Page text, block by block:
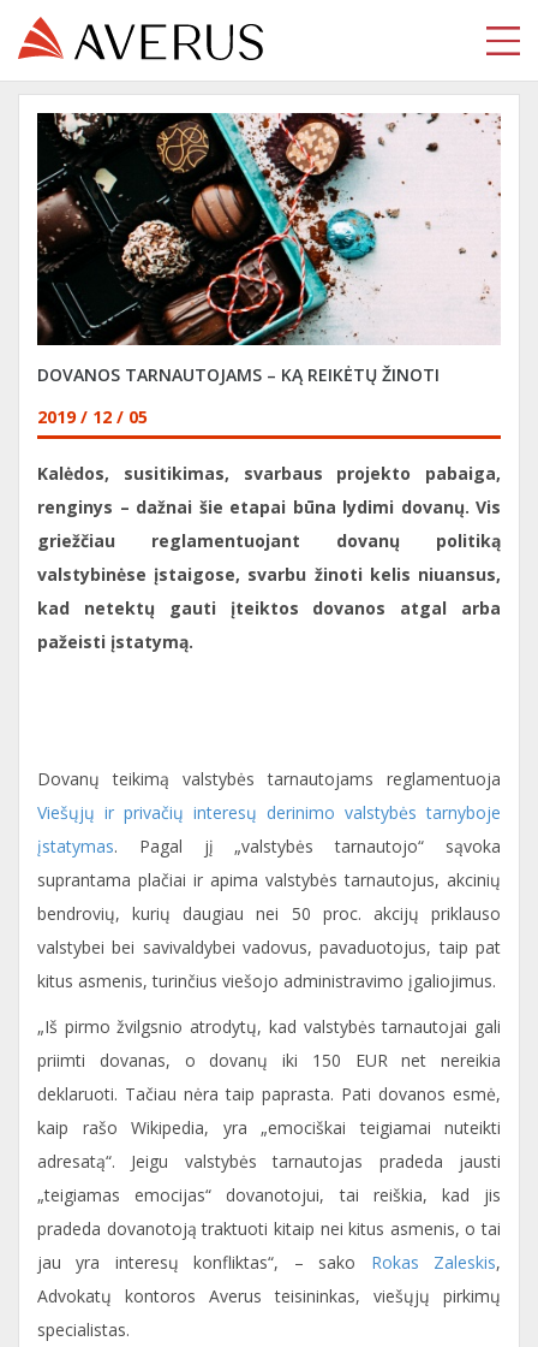
DOVANOS TARNAUTOJAMS – KĄ REIKĖTŲ ŽINOTI
2019 / 12 / 05
Kalėdos, susitikimas, svarbaus projekto pabaiga,
renginys – dažnai šie etapai būna lydimi dovanų. Vis
griežčiau reglamentuojant dovanų politiką
valstybinėse įstaigose, svarbu žinoti kelis niuansus,
kad netektų gauti įteiktos dovanos atgal arba
pažeisti įstatymą.
Dovanų teikimą valstybės tarnautojams reglamentuoja
Viešųjų ir privačių interesų derinimo valstybės tarnyboje
įstatymas. Pagal jį „valstybės tarnautojo“ sąvoka
suprantama plačiai ir apima valstybės tarnautojus, akcinių
bendrovių, kurių daugiau nei 50 proc. akcijų priklauso
valstybei bei savivaldybei vadovus, pavaduotojus, taip pat
kitus asmenis, turinčius viešojo administravimo įgaliojimus.
„Iš pirmo žvilgsnio atrodytų, kad valstybės tarnautojai gali
priimti dovanas, o dovanų iki 150 EUR net nereikia
deklaruoti. Tačiau nėra taip paprasta. Pati dovanos esmė,
kaip rašo Wikipedia, yra „emociškai teigiamai nuteikti
adresatą“. Jeigu valstybės tarnautojas pradeda jausti
„teigiamas emocijas“ dovanotojui, tai reiškia, kad jis
pradeda dovanotoją traktuoti kitaip nei kitus asmenis, o tai
jau yra interesų konfliktas“, – sako Rokas Zaleskis,
Advokatų kontoros Averus teisininkas, viešųjų pirkimų
specialistas.